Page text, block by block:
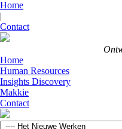
Home
|
Contact
Home
Human Resources
Insights Discovery
Makkie
Contact